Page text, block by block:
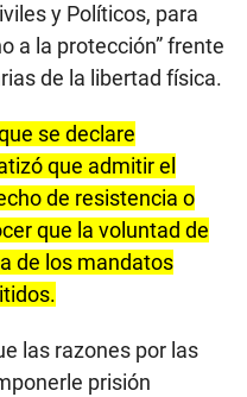
y Políticos, para
a la protección” frente
de la libertad física.
se declare
que admitir el
de resistencia o
que la voluntad de
de los mandatos
las razones por las
prisión